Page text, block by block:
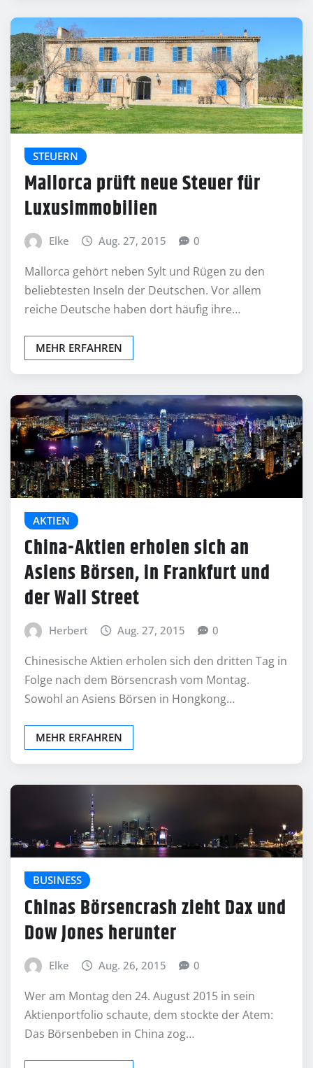
STEUERN
Mallorca prüft neue Steuer für
Luxusimmobilien
Elke Aug. 27, 2015 0
Mallorca gehört neben Sylt und Rügen zu den
beliebtesten Inseln der Deutschen. Vor allem
reiche Deutsche haben dort häufig ihre…
MEHR ERFAHREN
AKTIEN
China-Aktien erholen sich an
Asiens Börsen, in Frankfurt und
der Wall Street
Herbert Aug. 27, 2015 0
Chinesische Aktien erholen sich den dritten Tag in
Folge nach dem Börsencrash vom Montag.
Sowohl an Asiens Börsen in Hongkong…
MEHR ERFAHREN
BUSINESS
Chinas Börsencrash zieht Dax und
Dow Jones herunter
Elke Aug. 26, 2015 0
Wer am Montag den 24. August 2015 in sein
Aktienportfolio schaute, dem stockte der Atem:
Das Börsenbeben in China zog…